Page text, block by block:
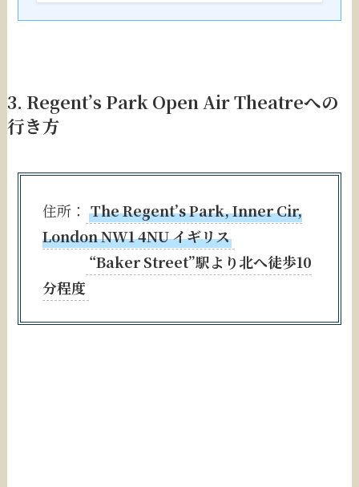
3. Regent’s Park Open Air Theatreへの
行き方
住所： The Regent’s Park, Inner Cir,
London NW1 4NU イギリス
“Baker Street”駅より北へ徒歩10
分程度